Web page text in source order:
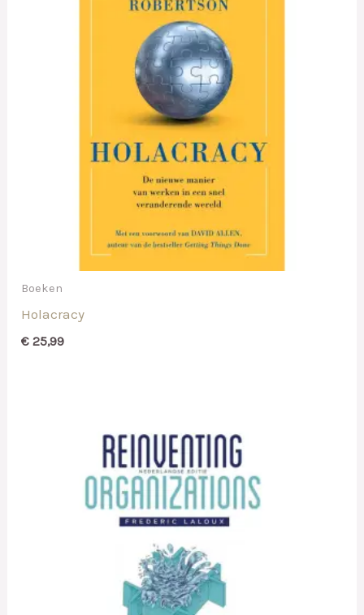
Boeken
Holacracy
€ 25,99